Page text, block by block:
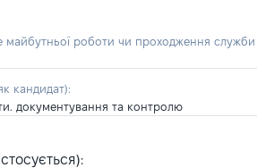
майбутньої роботи чи проходження служби
кандидат):
документування та контролю